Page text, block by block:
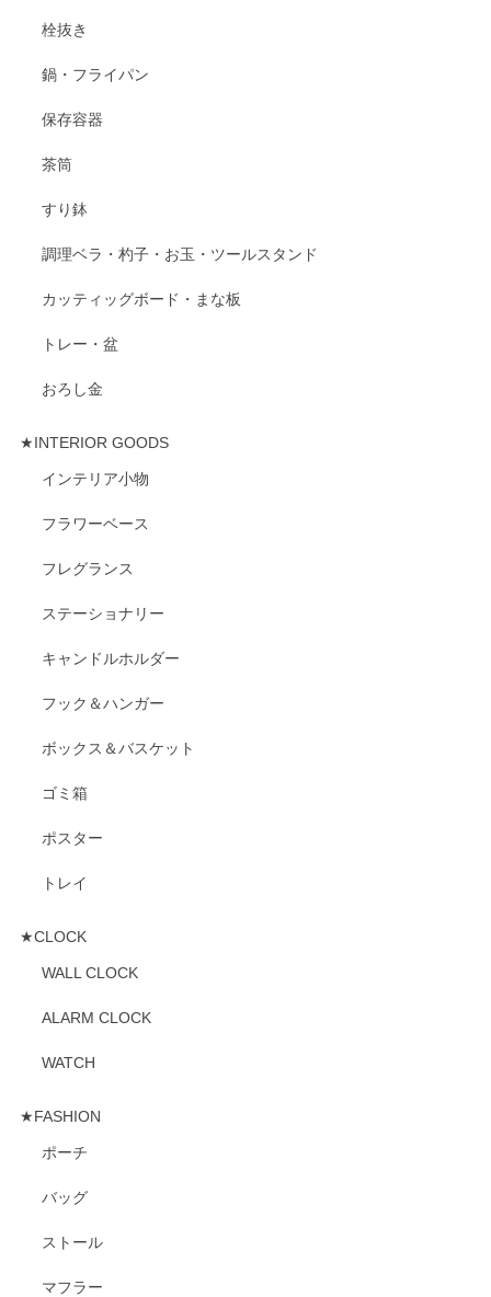
栓抜き
鍋・フライパン
保存容器
茶筒
すり鉢
調理ベラ・杓子・お玉・ツールスタンド
カッティッグボード・まな板
トレー・盆
おろし金
★INTERIOR GOODS
インテリア小物
フラワーベース
フレグランス
ステーショナリー
キャンドルホルダー
フック＆ハンガー
ボックス＆バスケット
ゴミ箱
ポスター
トレイ
★CLOCK
WALL CLOCK
ALARM CLOCK
WATCH
★FASHION
ポーチ
バッグ
ストール
マフラー